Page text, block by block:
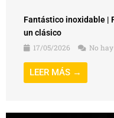
Fantástico inoxidable |
un clásico
17/05/2026
No
LEER MÁS →